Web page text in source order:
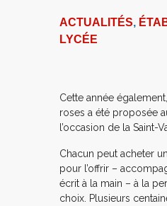
ACTUALITÉS,
LYCÉE
Cette année
roses a été proposée
l’occasion de la Saint-
Chacun peut acheter
pour l’offrir –
écrit à la main – à la
choix. Plusieurs